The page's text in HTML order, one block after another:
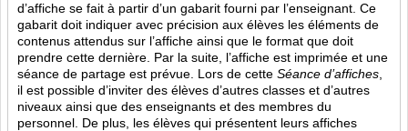
d’affiche se fait à partir d’un gabarit fourni par l’enseignant. Ce
gabarit doit indiquer avec précision aux élèves les éléments de
contenus attendus sur l’affiche ainsi que le format que doit
prendre cette dernière. Par la suite, l’affiche est imprimée et une
séance de partage est prévue. Lors de cette Séance d’affiches
il est possible d’inviter des élèves d’autres classes et d’autres
niveaux ainsi que des enseignants et des membres du
personnel. De plus, les élèves qui présentent leurs affiches